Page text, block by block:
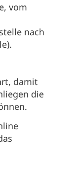
vom
nach
damit
die